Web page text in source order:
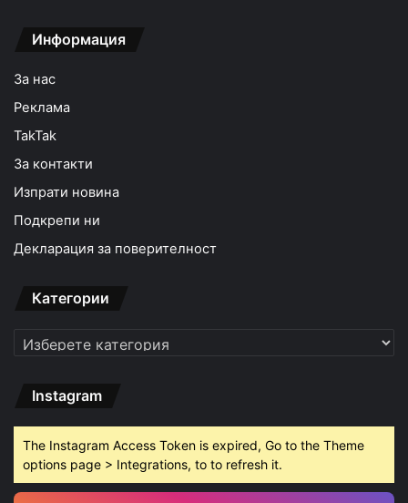
Информация
За нас
Реклама
TakTak
За контакти
Изпрати новина
Подкрепи ни
Декларация за поверителност
Категории
Категории
Instagram
The Instagram Access Token is expired, Go to the Theme
options page > Integrations, to to refresh it.